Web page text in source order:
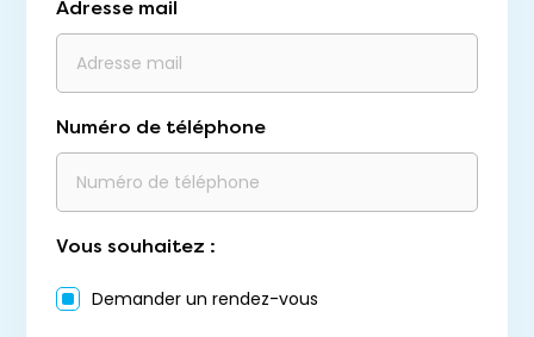
Adresse mail
Numéro de téléphone
Vous souhaitez :
Demander un rendez-vous